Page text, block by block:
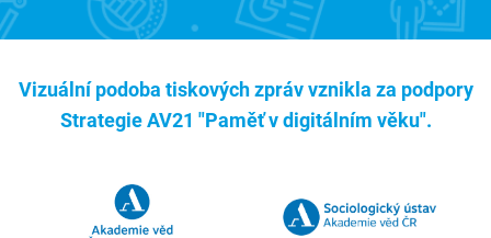
Vizuální podoba tiskových zpráv vznikla za podpory
Strategie AV21 "Paměť v digitálním věku".